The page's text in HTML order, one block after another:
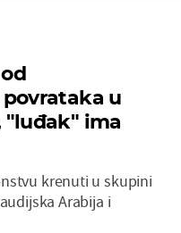
u
"luđak" ima
krenuti u skupini
Arabija i